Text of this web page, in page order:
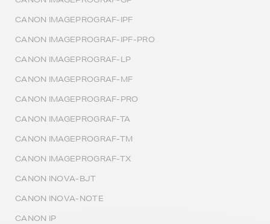
CANON IMAGEPROGRAF-IPF
CANON IMAGEPROGRAF-IPF-PRO
CANON IMAGEPROGRAF-LP
CANON IMAGEPROGRAF-MF
CANON IMAGEPROGRAF-PRO
CANON IMAGEPROGRAF-TA
CANON IMAGEPROGRAF-TM
CANON IMAGEPROGRAF-TX
CANON INOVA-BJT
CANON INOVA-NOTE
CANON IP